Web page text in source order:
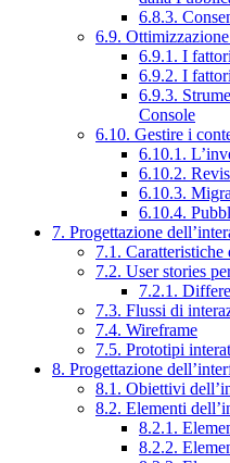
6.8.3.
6.9.
6.9.1. I fattori
6.9.2. I fattori
6.9.3.
Console
6.10. Gestire i
6.10.1.
6.10.2.
6.10.3.
6.10.4.
7. Progettazione
7.1. Caratteristiche
7.2. User stories
7.2.1.
7.3. Flussi di
7.4. Wireframe
7.5. Prototipi
8. Progettazione
8.1. Obiettivi
8.2. Elementi
8.2.1.
8.2.2.